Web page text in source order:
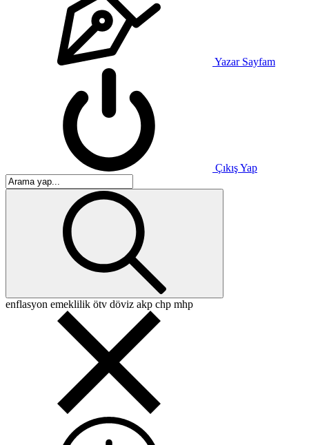
Yazar Sayfam
Çıkış Yap
enflasyon emeklilik ötv döviz akp chp mhp